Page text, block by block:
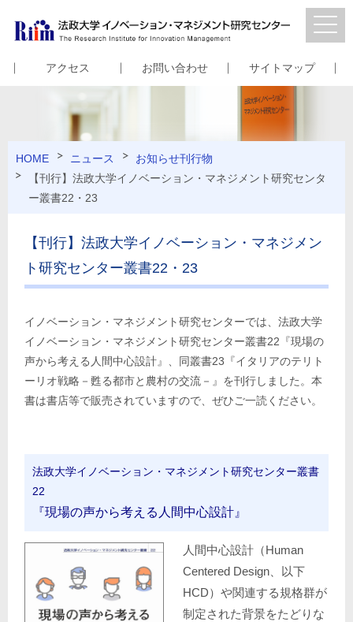
アクセス お問い合わせ サイトマップ
HOME ニュース お知らせ刊行物
【刊行】法政大学イノベーション・マネジメント研究センタ
ー叢書22・23
【刊行】法政大学イノベーション・マネジメン
ト研究センター叢書22・23
イノベーション・マネジメント研究センターでは、法政大学
イノベーション・マネジメント研究センター叢書22『現場の
声から考える人間中心設計』、同叢書23『イタリアのテリト
ーリオ戦略－甦る都市と農村の交流－』を刊行しました。本
書は書店等で販売されていますので、ぜひご一読ください。
法政大学イノベーション・マネジメント研究センター叢書
22
『現場の声から考える人間中心設計』
人間中心設計（Human
Centered Design、以下
HCD）や関連する規格群が
制定された背景をたどりな